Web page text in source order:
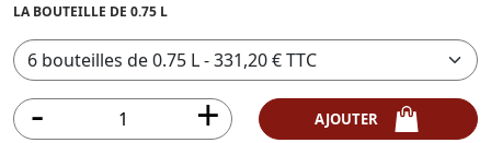
LA BOUTEILLE DE 0.75 L